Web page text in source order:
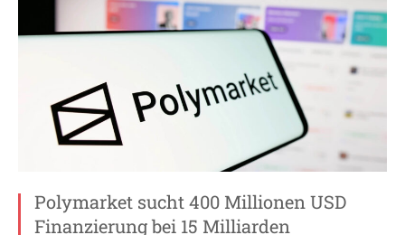
Polymarket sucht 400 Millionen USD
Finanzierung bei 15 Milliarden